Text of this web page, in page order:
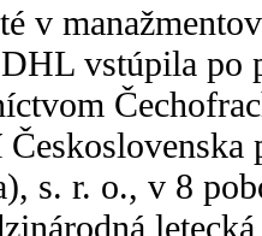
v
vstúpila po
s. r. o., v 8